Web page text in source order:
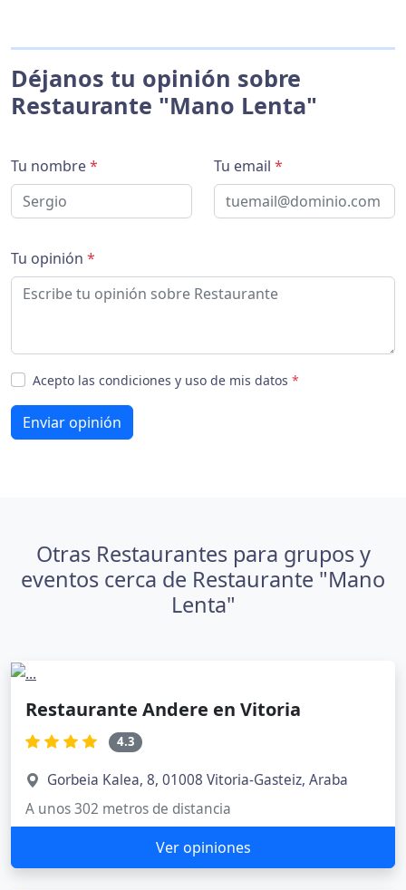
Déjanos tu opinión sobre
Restaurante "Mano Lenta"
Tu nombre* Tu email *
Tu opinión *
Acepto las condiciones y uso de mis datos *
Enviar opinión
Otras Restaurantes para grupos y
eventos cerca de Restaurante "Mano
Lenta"
Restaurante Andere en Vitoria
4.3
Gorbeia Kalea, 8, 01008 Vitoria-Gasteiz, Araba
A unos 302 metros de distancia
Ver opiniones